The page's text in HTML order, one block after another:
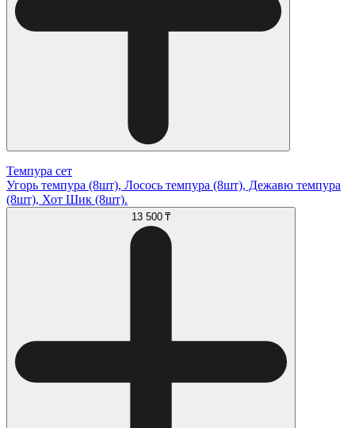
Темпура сет
Угорь темпура (8шт), Лосось темпура (8шт), Дежавю темпура
(8шт), Хот Шик (8шт).
13 500 ₸